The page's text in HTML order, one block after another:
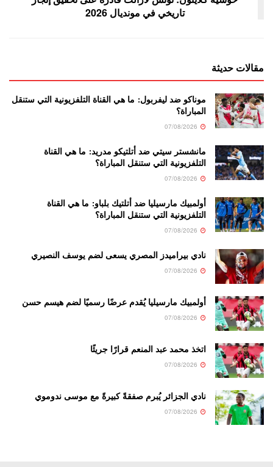
تاريخي في مونديال 2026
مقالات حديثة
موناكو ضد ليفربول: ما هي القناة التلفزيونية التي ستنقل
المباراة؟
مانشستر سيتي ضد أتلتيكو مدريد: ما هي القناة
التلفزيونية التي ستنقل المباراة؟
أولمبيك مارسيليا ضد أتلتيك بلباو: ما هي القناة
التلفزيونية التي ستنقل المباراة؟
نادي بيراميدز المصري يسعى لضم يوسف النصيري
أولمبيك مارسيليا يُقدم عرضًا رسميًا لضم هيسم حسن
اتخذ محمد عبد المنعم قرارًا جريئًا
نادي الجزائر يُبرم صفقةً كبيرةً مع موسى ندوموي